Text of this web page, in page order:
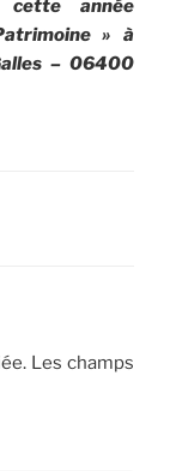
cette année
» à
– 06400
Les champs